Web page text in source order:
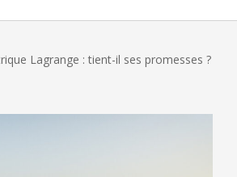
: tient-il ses promesses ?